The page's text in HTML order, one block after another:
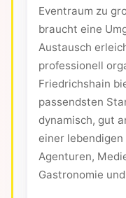
Eventraum zu
braucht eine
Austausch
professionell
Friedrichshain
passendsten
dynamisch, gut
einer
Agenturen,
Gastronomie